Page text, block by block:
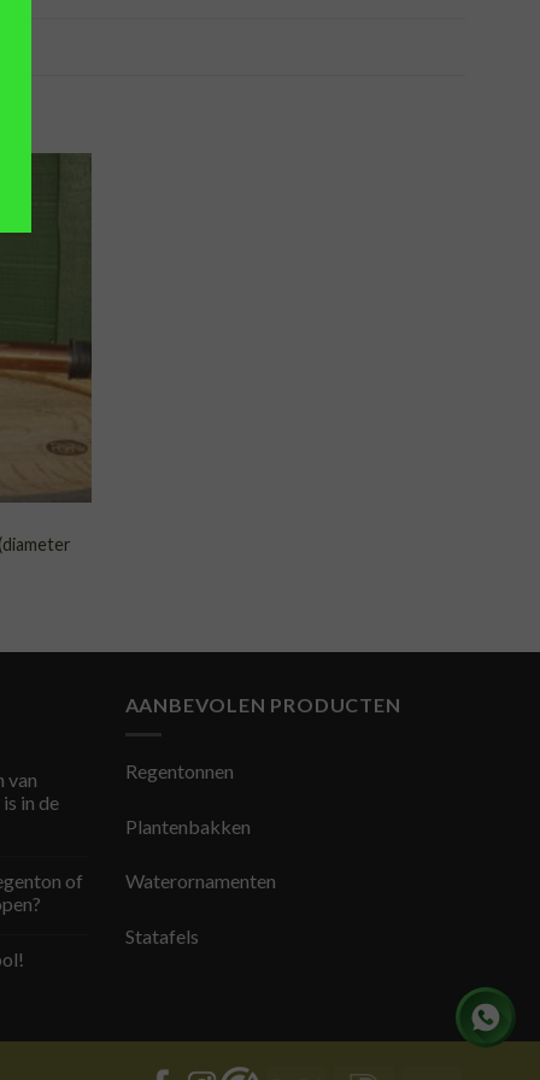
van
in de
of
AANBEVOLEN PRODUCTEN
Regentonnen
Plantenbakken
Waterornamenten
Statafels